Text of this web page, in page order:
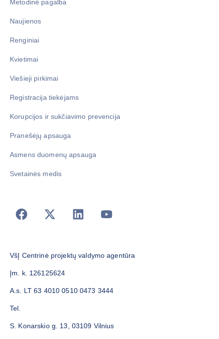
Metodinė pagalba
Naujienos
Renginiai
Kvietimai
Viešieji pirkimai
Registracija tiekėjams
Korupcijos ir sukčiavimo prevencija
Pranešėjų apsauga
Asmens duomenų apsauga
Svetainės medis
VšĮ Centrinė projektų valdymo agentūra
Įm. k. 126125624
A.s. LT 63 4010 0510 0473 3444
Tel.
S. Konarskio g. 13, 03109 Vilnius